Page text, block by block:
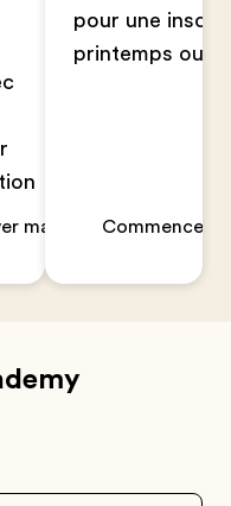
maintenant
pour une
printemps ou à
Commencer